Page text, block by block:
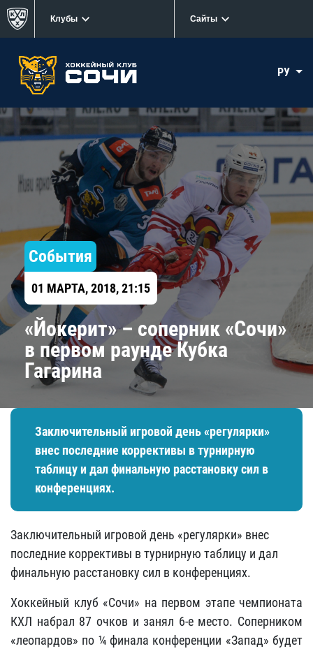
Клубы Сайты
РУ
События
01 МАРТА, 2018, 21:15
«Йокерит» – соперник «Сочи»
в первом раунде Кубка
Гагарина
Заключительный игровой день «регулярки»
внес последние коррективы в турнирную
таблицу и дал финальную расстановку сил в
конференциях.
Заключительный игровой день «регулярки» внес
последние коррективы в турнирную таблицу и дал
финальную расстановку сил в конференциях.
Хоккейный клуб «Сочи» на первом этапе чемпионата
КХЛ набрал 87 очков и занял 6-е место. Соперником
«леопардов» по ¼ финала конференции «Запад» будет